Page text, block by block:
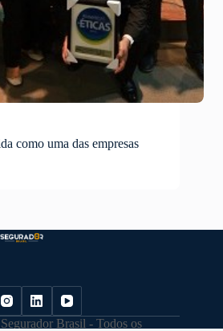
como uma das empresas
Brasil - Todos os